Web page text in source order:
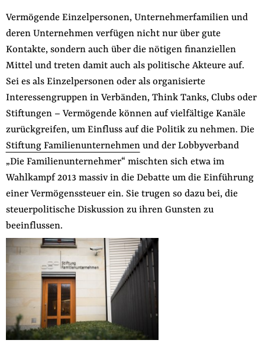
Vermögende Einzelpersonen, Unternehmerfamilien und
deren Unternehmen verfügen nicht nur über gute
Kontakte, sondern auch über die nötigen finanziellen
Mittel und treten damit auch als politische Akteure auf.
Sei es als Einzelpersonen oder als organisierte
Interessengruppen in Verbänden, Think Tanks, Clubs oder
Stiftungen – Vermögende können auf vielfältige Kanäle
zurückgreifen, um Einfluss auf die Politik zu nehmen. Die
Stiftung Familienunternehmenund der Lobbyverband
„Die Familienunternehmer“ mischten sich etwa im
Wahlkampf 2013 massiv in die Debatte um die Einführung
einer Vermögenssteuer ein. Sie trugen so dazu bei, die
steuerpolitische Diskussion zu ihren Gunsten zu
beeinflussen.